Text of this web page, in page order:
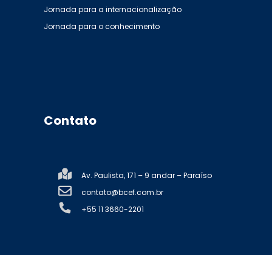
Jornada para a internacionalização
Jornada para o conhecimento
Contato
Av. Paulista, 171 – 9 andar – Paraíso
contato@bcef.com.br
+55 11 3660-2201